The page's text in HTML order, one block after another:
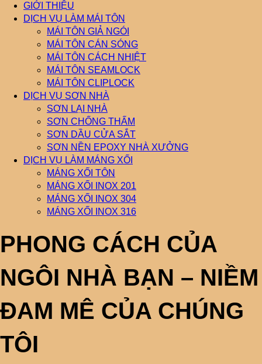
GIỚI THIỆU
DỊCH VỤ LÀM MÁI TÔN
MÁI TÔN GIẢ NGÓI
MÁI TÔN CÁN SÓNG
MÁI TÔN CÁCH NHIỆT
MÁI TÔN SEAMLOCK
MÁI TÔN CLIPLOCK
DỊCH VỤ SƠN NHÀ
SƠN LẠI NHÀ
SƠN CHỐNG THẤM
SƠN DẦU CỬA SẮT
SƠN NỀN EPOXY NHÀ XƯỞNG
DỊCH VỤ LÀM MÁNG XỐI
MÁNG XỐI TÔN
MÁNG XỐI INOX 201
MÁNG XỐI INOX 304
MÁNG XỐI INOX 316
PHONG CÁCH CỦA
NGÔI NHÀ BẠN – NIỀM
ĐAM MÊ CỦA CHÚNG
TÔI